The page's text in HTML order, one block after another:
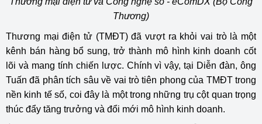
Thương)
Thương mại điện tử (TMĐT) đã vượt ra khỏi vai trò là một
kênh bán hàng bổ sung, trở thành mô hình kinh doanh cốt
lõi và mang tính chiến lược. Chính vì vậy, tại Diễn đàn, ông
Tuấn đã phân tích sâu về vai trò tiên phong của TMĐT trong
nền kinh tế số, coi đây là một trong những trụ cột quan trọng
thúc đẩy tăng trưởng và đổi mới mô hình kinh doanh.